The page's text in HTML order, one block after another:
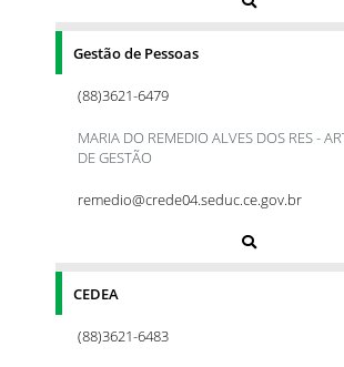
Gestão de Pessoas
(88)3621-6479
MARIA DO REMEDIO ALVES DOS RES -
DE GESTÃO
remedio@crede04.seduc.ce.gov.br
CEDEA
(88)3621-6483